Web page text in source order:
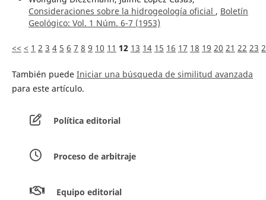
Consideraciones sobre la hidrogeología oficial , Boletín
Geológico: Vol. 1 Núm. 6-7 (1953)
<< < 1 2 3 4 5 6 7 8 9 10 11 12 13 14 15 16 17 18 19 20 21 22 23
También puede Iniciar una búsqueda de similitud avanzada
para este artículo.
Política editorial
Proceso de arbitraje
Equipo editorial